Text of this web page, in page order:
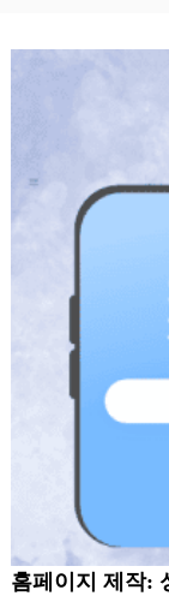
홈페이지 제작: